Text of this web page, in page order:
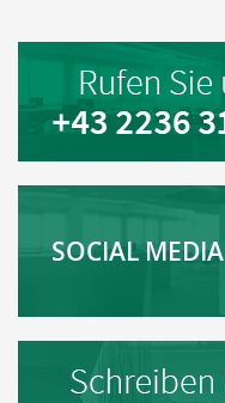
SOCIAL MEDIA